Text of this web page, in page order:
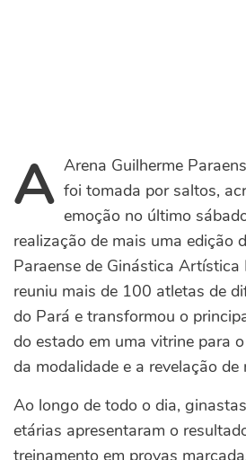
AArena Guilherme
foi tomada por saltos,
emoção no último
realização de mais uma edição
Paraense de Ginástica Artística
reuniu mais de 100 atletas de
do Pará e transformou o
do estado em uma vitrine para
da modalidade e a revelação de
Ao longo de todo o dia,
etárias apresentaram o